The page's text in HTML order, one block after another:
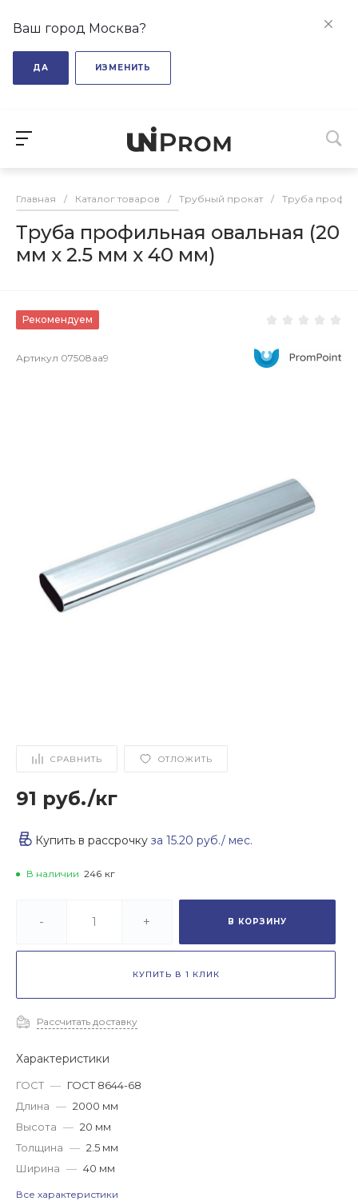
Ваш город Москва?
ДА ИЗМЕНИТЬ
Главная / Каталог товаров / Трубный прокат / Труба
Труба профильная овальная (20
мм х 2.5 мм х 40 мм)
Рекомендуем
Артикул 07508aa9
СРАВНИТЬ ОТЛОЖИТЬ
91 руб./кг
Купить в рассрочку за 15.20 руб./ мес.
В наличии 246 кг
- + В КОРЗИНУ
КУПИТЬ В 1 КЛИК
Рассчитать доставку
Характеристики
ГОСТ — ГОСТ 8644-68
Длина — 2000 мм
Высота — 20 мм
Толщина — 2.5 мм
Ширина — 40 мм
Все характеристики